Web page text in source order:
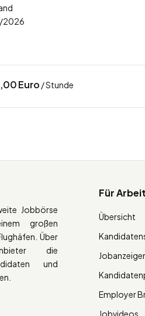
2026
Euro / Stunde
Jobbörse
großen
Über
die
und
Für
Übersicht
Employer
Jobvideos